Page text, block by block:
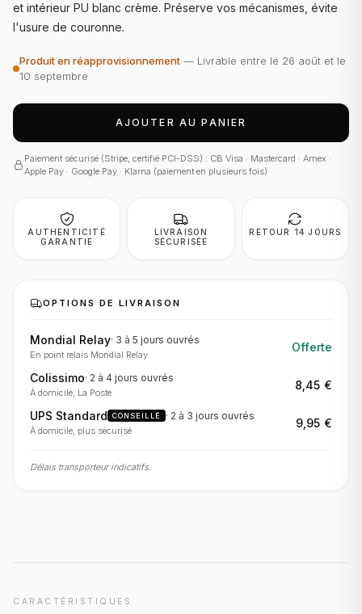
et intérieur PU blanc crème. Préserve vos mécanismes, évite
l'usure de couronne.
Produit en réapprovisionnement — Livrable entre le 26 août et le
10 septembre
AJOUTER AU PANIER
Paiement sécurisé (Stripe, certifié PCI-DSS) : CB Visa · Mastercard · Amex ·
Apple Pay · Google Pay · Klarna (paiement en plusieurs fois)
AUTHENTICITÉ
GARANTIE
LIVRAISON
SÉCURISÉE
RETOUR 14 JOURS
OPTIONS DE LIVRAISON
Mondial Relay· 3 à 5 jours ouvrés
En point relais Mondial Relay
Offerte
Colissimo· 2 à 4 jours ouvrés
À domicile, La Poste
8,45 €
UPS Standard CONSEILLÉ · 2 à 3 jours ouvrés
À domicile, plus sécurisé
9,95 €
Délais transporteur indicatifs.
CARACTÉRISTIQUES